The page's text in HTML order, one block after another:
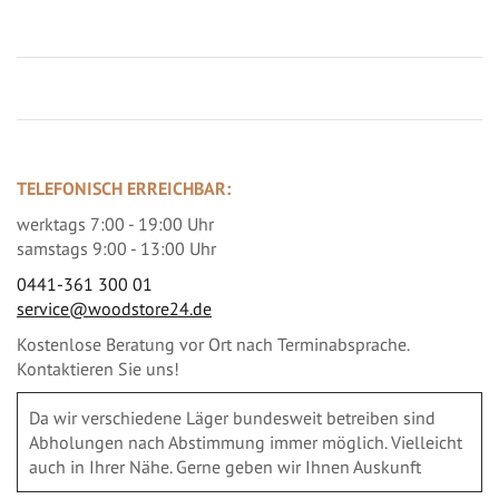
TELEFONISCH ERREICHBAR:
werktags 7:00 - 19:00 Uhr
samstags 9:00 - 13:00 Uhr
0441-361 300 01
service@woodstore24.de
Kostenlose Beratung vor Ort nach Terminabsprache.
Kontaktieren Sie uns!
Da wir verschiedene Läger bundesweit betreiben sind
Abholungen nach Abstimmung immer möglich. Vielleicht
auch in Ihrer Nähe. Gerne geben wir Ihnen Auskunft